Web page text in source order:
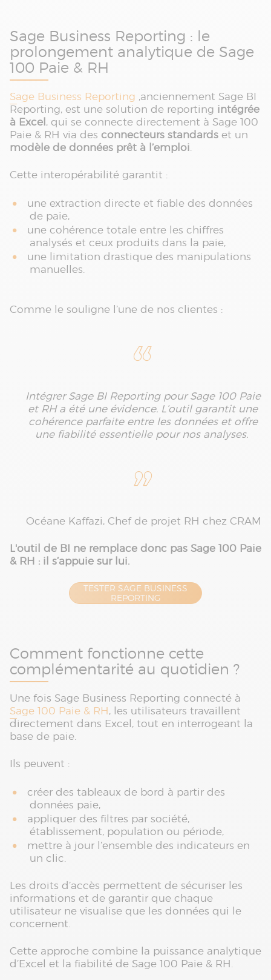
Sage Business Reporting : le
prolongement analytique de Sage
100 Paie & RH
Sage Business Reporting ,anciennement Sage BI
Reporting, est une solution de reporting intégrée
à Excel , qui se connecte directement à Sage 100
Paie & RH via des connecteurs standards et un
modèle de données prêt à l’emploi.
Cette interopérabilité garantit :
une extraction directe et fiable des données
de paie,
une cohérence totale entre les chiffres
analysés et ceux produits dans la paie,
une limitation drastique des manipulations
manuelles.
Comme le souligne l’une de nos clientes :
Intégrer Sage BI Reporting pour Sage 100 Paie
et RH a été une évidence. L’outil garantit une
cohérence parfaite entre les données et offre
une fiabilité essentielle pour nos analyses.
Océane Kaffazi, Chef de projet RH chez CRAM
L'outil de BI ne remplace donc pas Sage 100 Paie
& RH : il s’appuie sur lui.
TESTER SAGE BUSINESS
REPORTING
Comment fonctionne cette
complémentarité au quotidien ?
Une fois Sage Business Reporting connecté à
Sage 100 Paie & RH, les utilisateurs travaillent
directement dans Excel, tout en interrogeant la
base de paie.
Ils peuvent :
créer des tableaux de bord à partir des
données paie,
appliquer des filtres par société,
établissement, population ou période,
mettre à jour l’ensemble des indicateurs en
un clic.
Les droits d’accès permettent de sécuriser les
informations et de garantir que chaque
utilisateur ne visualise que les données qui le
concernent.
Cette approche combine la puissance analytique
d’Excel et la fiabilité de Sage 100 Paie & RH.